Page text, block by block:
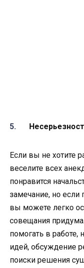
Если вы не хотите
веселите всех
понравится
замечание, но если
вы можете легко
совещания
помогать в работе,
идей, обсуждение
поиски решения